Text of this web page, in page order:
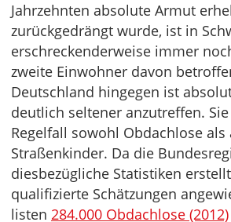
Jahrzehnten absolute Armut
zurückgedrängt wurde, ist in
erschreckenderweise immer
zweite Einwohner davon
Deutschland hingegen ist
deutlich seltener anzutreffen.
Regelfall sowohl Obdachlose als
Straßenkinder. Da die
diesbezügliche Statistiken
qualifizierte Schätzungen
listen 284.000 Obdachlose (2012)